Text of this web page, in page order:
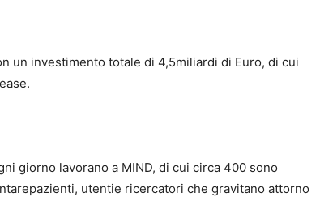
un investimento totale di 4,5miliardi di Euro, di cui
giorno lavorano a MIND, di cui circa 400 sono
utentie ricercatori che gravitano attorno